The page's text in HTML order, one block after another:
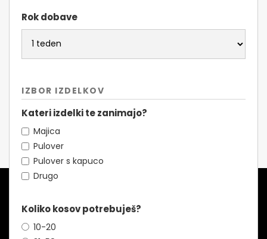
Rok dobave
IZBOR IZDELKOV
Kateri izdelki te zanimajo?
Majica
Pulover
Pulover s kapuco
Drugo
Koliko kosov potrebuješ?
10-20